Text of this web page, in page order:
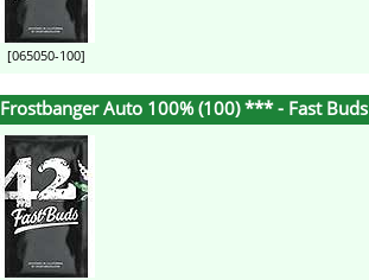
[065050-100]
Frostbanger Auto 100% (100) *** - Fast Buds